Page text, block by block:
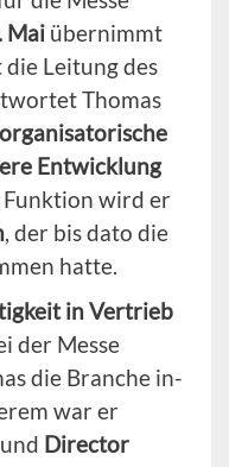
Mai übernimmt
Leitung des
Thomas
Entwicklung
Funktion wird er
, der bis dato die
hatte.
in Vertrieb
der Messe
die Branche in-
war er
Director